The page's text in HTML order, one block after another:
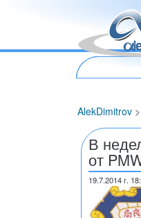
AlekDimitrov >
В
от
19.7.2014г.